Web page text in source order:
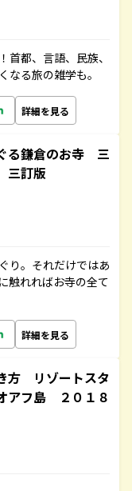
都、言語、民族、
る旅の雑学も。
詳細を見る
る鎌倉のお寺 三
三訂版
り。それだけではあ
触れればお寺の全て
詳細を見る
方 リゾートスタ
アフ島 ２０１８